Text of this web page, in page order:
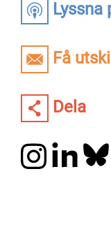
Lyssna
Få
Dela